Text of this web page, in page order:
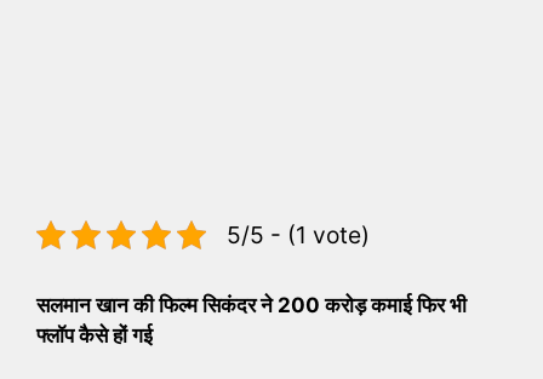
5/5 - (1 vote)
सलमान खान की फिल्म सिकंदर ने 200 करोड़ कमाई फिर भी
फ्लॉप कैसे हों गई